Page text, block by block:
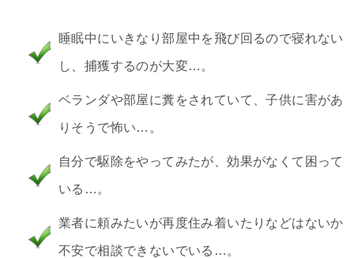
睡眠中にいきなり部屋中を飛び回るので寝れない
し、捕獲するのが大変…。
ベランダや部屋に糞をされていて、子供に害があ
りそうで怖い…。
自分で駆除をやってみたが、効果がなくて困って
いる…。
業者に頼みたいが再度住み着いたりなどはないか
不安で相談できないでいる…。